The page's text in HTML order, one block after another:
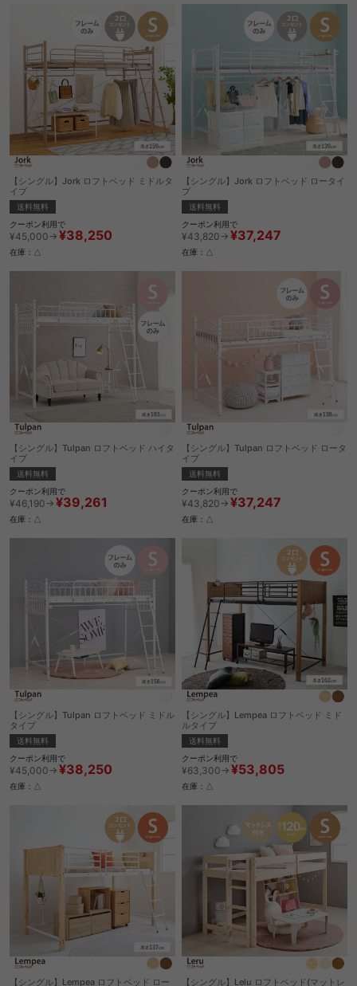
【シングル】Jork ロフトベッド ミドルタ
イプ
送料無料
クーポン利用で
¥45,000→ ¥38,250
在庫：△
【シングル】Jork ロフトベッド ロータイ
プ
送料無料
クーポン利用で
¥43,820→ ¥37,247
在庫：△
【シングル】Tulpan ロフトベッド ハイタ
イプ
送料無料
クーポン利用で
¥46,190→ ¥39,261
在庫：△
【シングル】Tulpan ロフトベッド ロータ
イプ
送料無料
クーポン利用で
¥43,820→ ¥37,247
在庫：△
【シングル】Tulpan ロフトベッド ミドル
タイプ
送料無料
クーポン利用で
¥45,000→ ¥38,250
在庫：△
【シングル】Lempea ロフトベッド ミド
ルタイプ
送料無料
クーポン利用で
¥63,300→ ¥53,805
在庫：△
【シングル】Lempea ロフトベッド ロー 【シングル】Lelu ロフトベッド(マットレ